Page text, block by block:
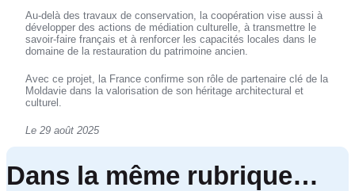
Au-delà des travaux de conservation, la coopération vise aussi à
développer des actions de médiation culturelle, à transmettre le
savoir-faire français et à renforcer les capacités locales dans le
domaine de la restauration du patrimoine ancien.
Avec ce projet, la France confirme son rôle de partenaire clé de la
Moldavie dans la valorisation de son héritage architectural et
culturel.
Le 29 août 2025
Dans la même rubrique…